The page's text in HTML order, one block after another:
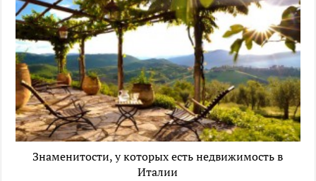
Знаменитости, у которых есть недвижимость в
Италии